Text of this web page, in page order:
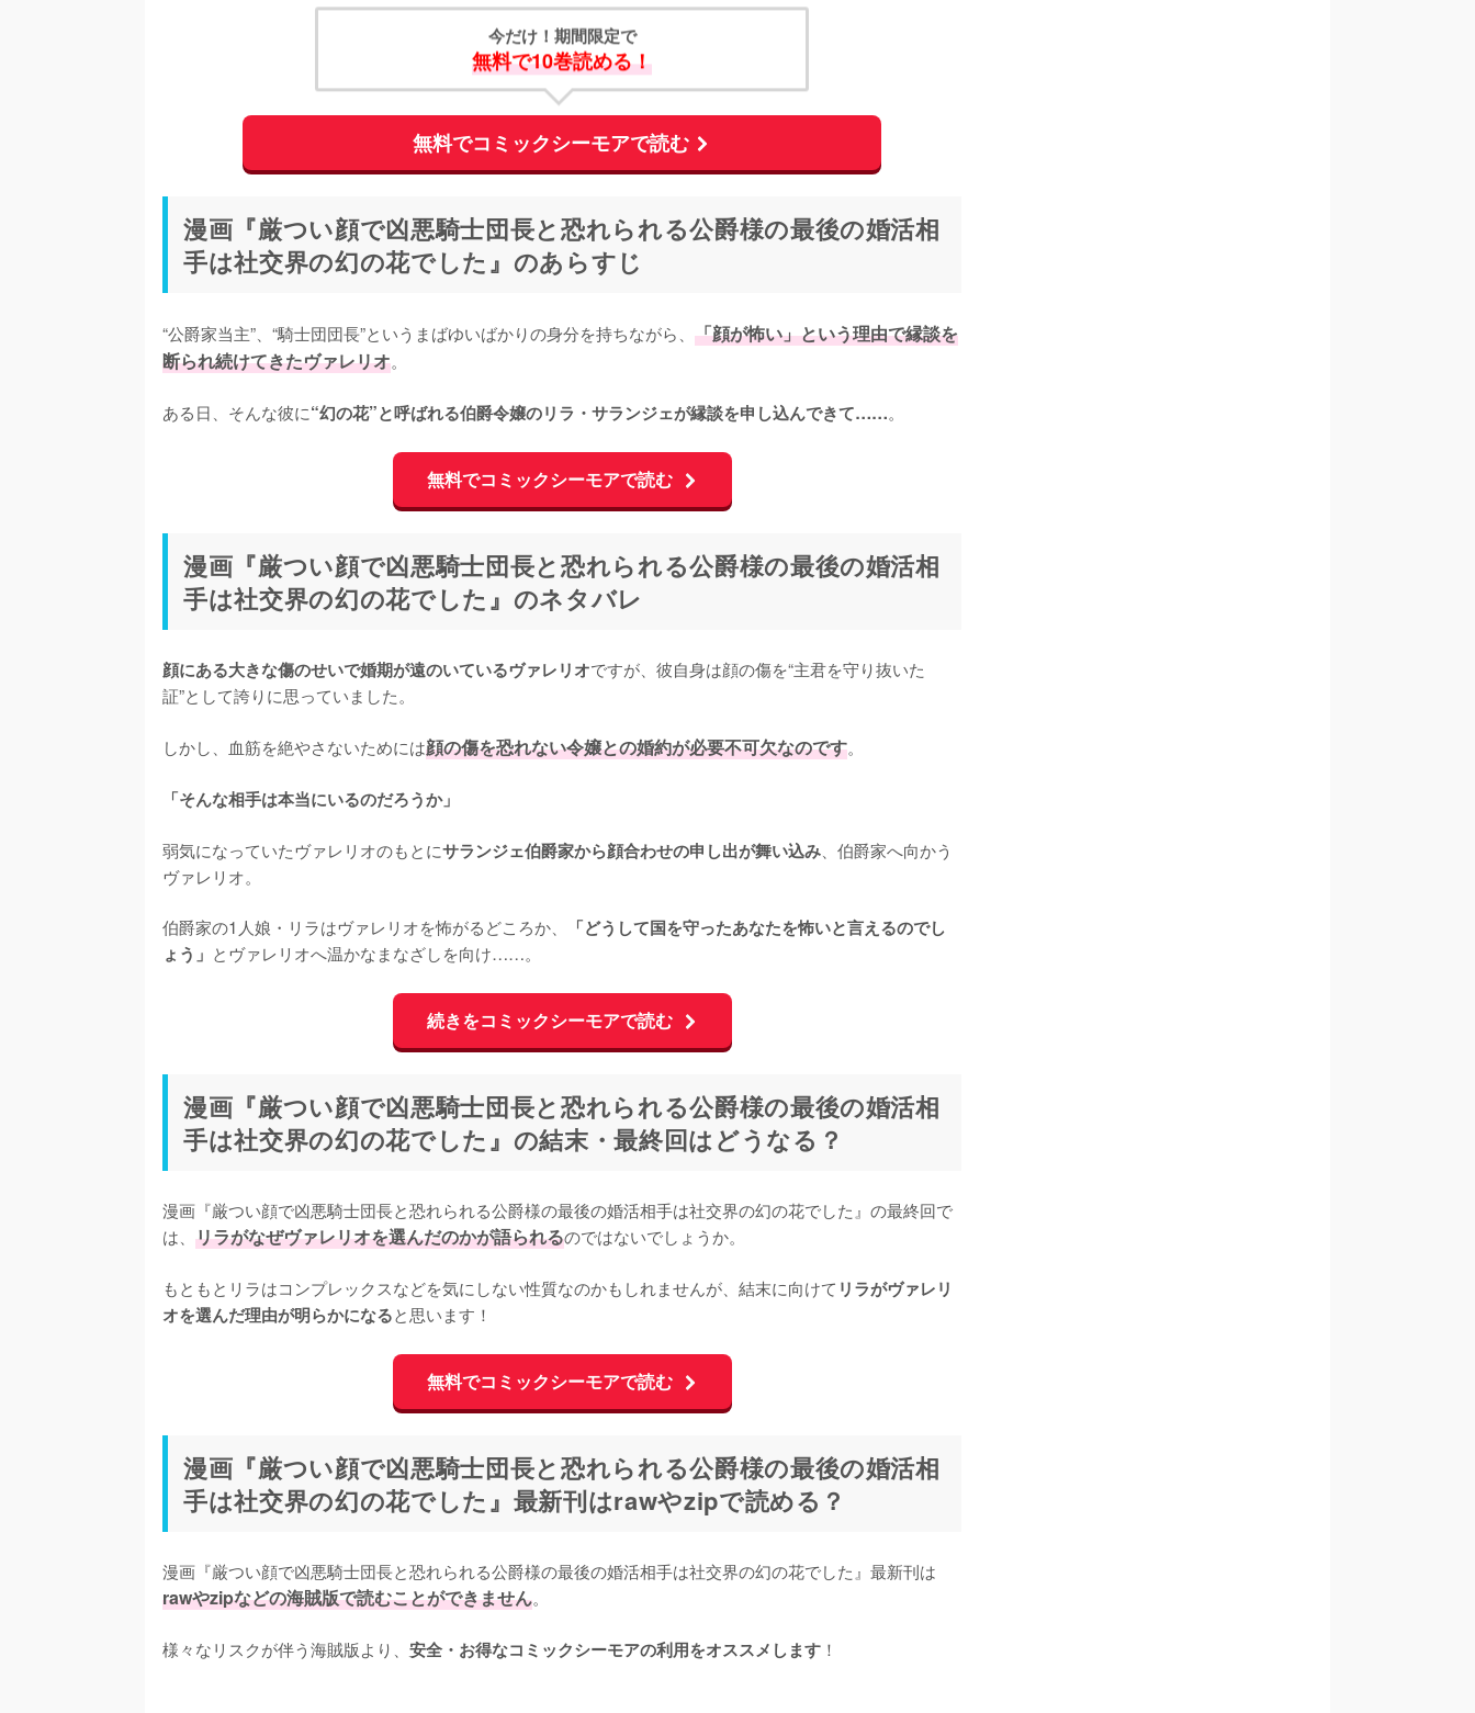
今だけ！期間限定で
無料で10巻読める！
無料でコミックシーモアで読む
漫画『厳つい顔で凶悪騎士団長と恐れられる公爵様の最後の婚活相
手は社交界の幻の花でした』のあらすじ
“公爵家当主”、“騎士団団長”というまばゆいばかりの身分を持ちながら、 「顔が怖い」という理由で縁談を
断られ続けてきたヴァレリオ。
ある日、そんな彼に“幻の花”と呼ばれる伯爵令嬢のリラ・サランジェが縁談を申し込んできて……。
無料でコミックシーモアで読む
漫画『厳つい顔で凶悪騎士団長と恐れられる公爵様の最後の婚活相
手は社交界の幻の花でした』のネタバレ
顔にある大きな傷のせいで婚期が遠のいているヴァレリオですが、彼自身は顔の傷を“主君を守り抜いた
証”として誇りに思っていました。
しかし、血筋を絶やさないためには顔の傷を恐れない令嬢との婚約が必要不可欠なのです。
「そんな相手は本当にいるのだろうか」
弱気になっていたヴァレリオのもとにサランジェ伯爵家から顔合わせの申し出が舞い込み、伯爵家へ向かう
ヴァレリオ。
伯爵家の1人娘・リラはヴァレリオを怖がるどころか、
「どうして国を守ったあなたを怖いと言えるのでし
ょう」 とヴァレリオへ温かなまなざしを向け……。
続きをコミックシーモアで読む
漫画『厳つい顔で凶悪騎士団長と恐れられる公爵様の最後の婚活相
手は社交界の幻の花でした』の結末・最終回はどうなる？
漫画『厳つい顔で凶悪騎士団長と恐れられる公爵様の最後の婚活相手は社交界の幻の花でした』の最終回で
は、 リラがなぜヴァレリオを選んだのかが語られるのではないでしょうか。
もともとリラはコンプレックスなどを気にしない性質なのかもしれませんが、結末に向けて リラがヴァレリ
オを選んだ理由が明らかになると思います！
無料でコミックシーモアで読む
漫画『厳つい顔で凶悪騎士団長と恐れられる公爵様の最後の婚活相
手は社交界の幻の花でした』最新刊はrawやzipで読める？
漫画『厳つい顔で凶悪騎士団長と恐れられる公爵様の最後の婚活相手は社交界の幻の花でした』最新刊は
rawやzipなどの海賊版で読むことができません。
様々なリスクが伴う海賊版より、 安全・お得なコミックシーモアの利用をオススメします ！